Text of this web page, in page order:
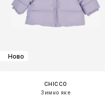
Ново
CHICCO
Зимно яке